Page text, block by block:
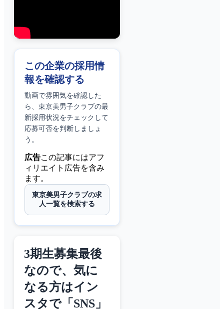
この企業の採用情
報を確認する
動画で雰囲気を確認した
ら、 東京美男子クラブの最
新採用状況をチェックして
応募可否を判断しましょ
う。
広告この記事にはアフ
ィリエイト広告を含み
ます。
東京美男子クラブの求
人一覧を検索する
3期生募集最後
なので、気に
なる方はイン
スタで「SNS」